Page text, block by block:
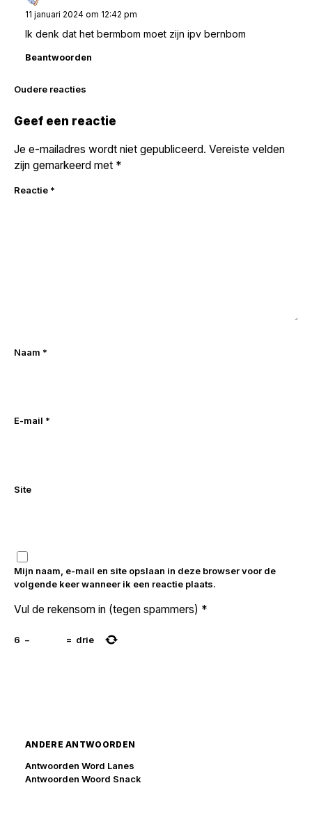
11 januari 2024 om 12:42 pm
Ik denk dat het bermbom moet zijn ipv bernbom
Beantwoorden
Reacties
navigatie
Oudere reacties
Geef een reactie
Je e-mailadres wordt niet gepubliceerd. Vereiste velden
zijn gemarkeerd met *
Reactie *
Naam *
E-mail *
Site
Mijn naam, e-mail en site opslaan in deze browser voor de
volgende keer wanneer ik een reactie plaats.
Vul de rekensom in (tegen spammers) *
6 − = drie
ANDERE ANTWOORDEN
Antwoorden Word Lanes
Antwoorden Woord Snack